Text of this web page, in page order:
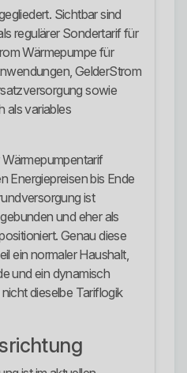
Sichtbar sind
regulärer Sondertarif für
Wärmepumpe für
GelderStrom
sowie
als variables
Energiepreisen bis Ende
ist
und eher als
Genau diese
ein normaler Haushalt,
und ein dynamisch
dieselbe Tariflogik